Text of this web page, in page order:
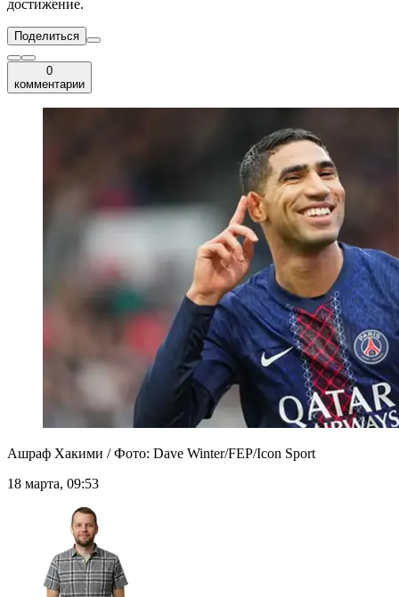
достижение.
Поделиться
0
комментарии
Ашраф Хакими / Фото: Dave Winter/FEP/Icon Sport
18 марта, 09:53